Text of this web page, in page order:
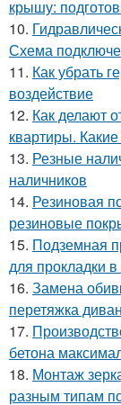
крышу:
10.
Схема
11. Как убрать
воздействие
12. Как делают
квартиры.
13. Резные
наличников
14. Резиновая
резиновые
15. Подземная
для прокладки
16. Замена
перетяжка
17.
бетона
18. Монтаж
разным типам